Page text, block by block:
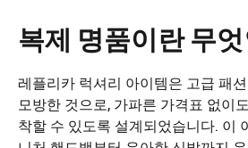
복제 명품이란 무
레플리카 럭셔리 아이템은 고급 패
모방한 것으로, 가파른 가격표 없이
착할 수 있도록 설계되었습니다. 이